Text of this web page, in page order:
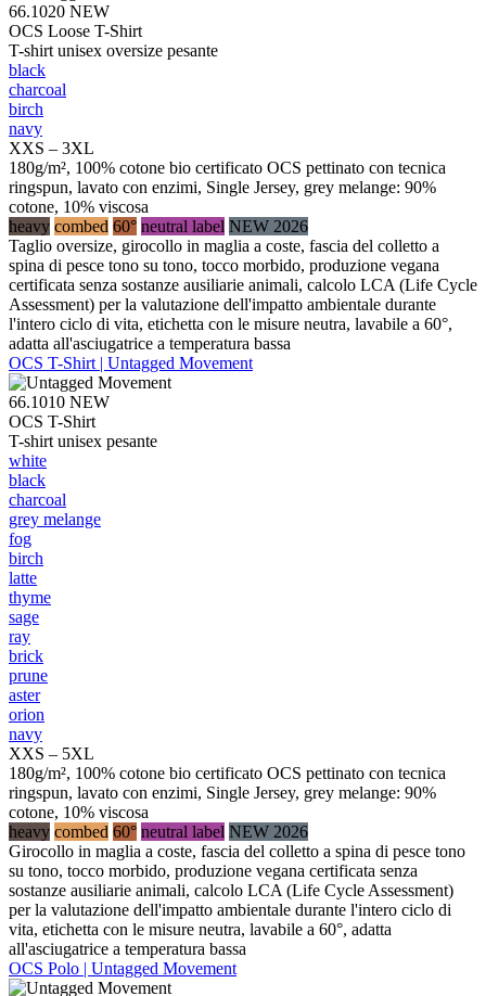
66.1020 NEW
OCS Loose T-Shirt
T-shirt unisex oversize pesante
black
charcoal
birch
navy
XXS – 3XL
180g/m², 100% cotone bio certificato OCS pettinato con tecnica
ringspun, lavato con enzimi, Single Jersey, grey melange: 90%
cotone, 10% viscosa
heavy combed 60° neutral label NEW 2026
Taglio oversize, girocollo in maglia a coste, fascia del colletto a
spina di pesce tono su tono, tocco morbido, produzione vegana
certificata senza sostanze ausiliarie animali, calcolo LCA (Life Cycle
Assessment) per la valutazione dell'impatto ambientale durante
l'intero ciclo di vita, etichetta con le misure neutra, lavabile a 60°,
adatta all'asciugatrice a temperatura bassa
OCS T-Shirt | Untagged Movement
66.1010 NEW
OCS T-Shirt
T-shirt unisex pesante
white
black
charcoal
grey melange
fog
birch
latte
thyme
sage
ray
brick
prune
aster
orion
navy
XXS – 5XL
180g/m², 100% cotone bio certificato OCS pettinato con tecnica
ringspun, lavato con enzimi, Single Jersey, grey melange: 90%
cotone, 10% viscosa
heavy combed 60° neutral label NEW 2026
Girocollo in maglia a coste, fascia del colletto a spina di pesce tono
su tono, tocco morbido, produzione vegana certificata senza
sostanze ausiliarie animali, calcolo LCA (Life Cycle Assessment)
per la valutazione dell'impatto ambientale durante l'intero ciclo di
vita, etichetta con le misure neutra, lavabile a 60°, adatta
all'asciugatrice a temperatura bassa
OCS Polo | Untagged Movement